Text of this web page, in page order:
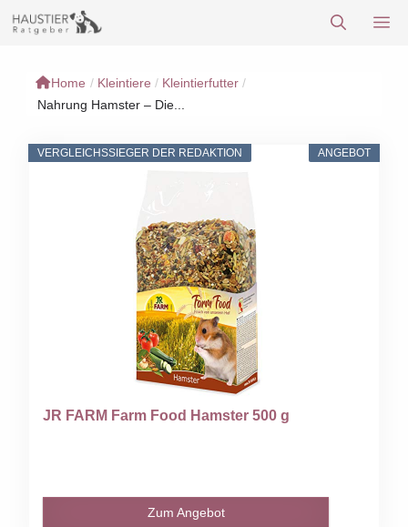
Inhalt
Home / Kleintiere / Kleintierfutter /
Nahrung Hamster – Die...
ANGEBOT
VERGLEICHSSIEGER DER REDAKTION
JR FARM Farm Food Hamster 500 g
Zum Angebot